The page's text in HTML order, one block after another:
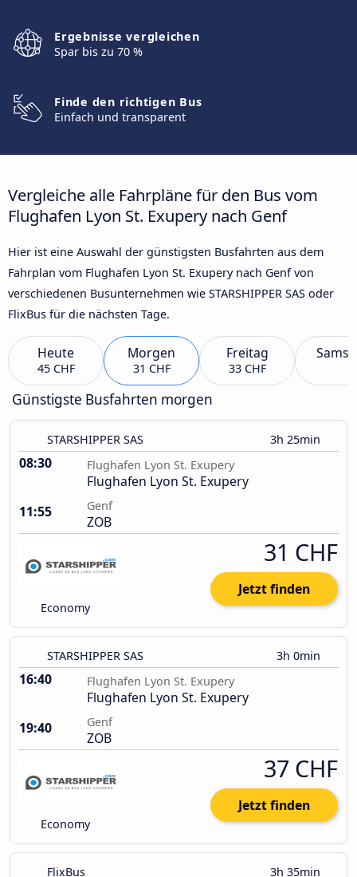
Ergebnisse vergleichen
Spar bis zu 70 %
Finde den richtigen Bus
Einfach und transparent
Vergleiche alle Fahrpläne für den Bus vom
Flughafen Lyon St. Exupery nach Genf
Hier ist eine Auswahl der günstigsten Busfahrten aus dem
Fahrplan vom Flughafen Lyon St. Exupery nach Genf von
verschiedenen Busunternehmen wie STARSHIPPER SAS oder
FlixBus für die nächsten Tage.
Heute
45 CHF
Morgen
31 CHF
Freitag
33 CHF
Günstigste Busfahrten morgen
STARSHIPPER SAS 3h 25min
08:30 Flughafen Lyon St. Exupery
Flughafen Lyon St. Exupery
11:55
Genf
ZOB
Economy
31 CHF
Jetzt finden
STARSHIPPER SAS 3h 0min
16:40 Flughafen Lyon St. Exupery
Flughafen Lyon St. Exupery
19:40
Genf
ZOB
Economy
37 CHF
Jetzt finden
FlixBus 3h 35min